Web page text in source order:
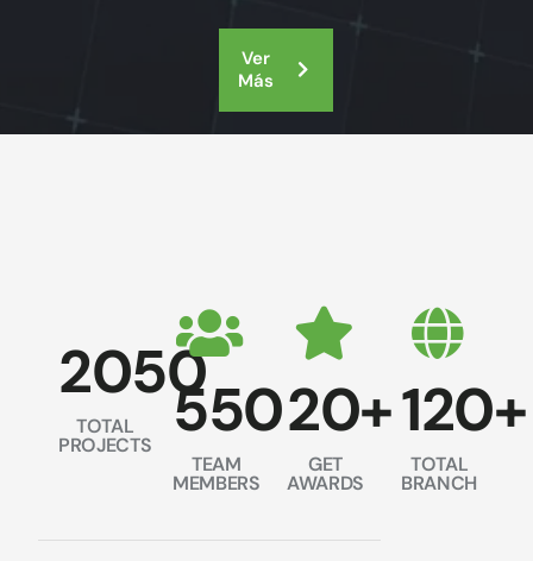
Ver
Más
2050
TOTAL
PROJECTS 550
TEAM
MEMBERS
20+
GET
AWARDS
120+
TOTAL
BRANCH